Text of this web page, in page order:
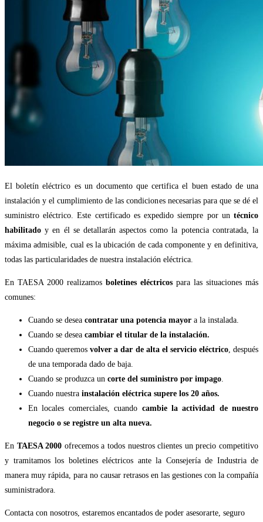
El boletín eléctrico es un documento que certifica el buen estado de una
instalación y el cumplimiento de las condiciones necesarias para que se dé el
suministro eléctrico. Este certificado es expedido siempre por un técnico
habilitadoy en él se detallarán aspectos como la potencia contratada, la
máxima admisible, cual es la ubicación de cada componente y en definitiva,
todas las particularidades de nuestra instalación eléctrica.
En TAESA 2000 realizamos boletines eléctricos para las situaciones más
comunes:
Cuando se desea contratar una potencia mayor a la instalada.
Cuando se desea cambiar el titular de la instalación.
Cuando queremosvolver a dar de alta el servicio eléctrico, después
de una temporada dado de baja.
Cuando se produzca un corte del suministro por impago.
Cuando nuestra instalación eléctrica supere los 20 años.
En locales comerciales, cuando cambie la actividad de nuestro
negocio o se registre un alta nueva.
En TAESA 2000 ofrecemos a todos nuestros clientes un precio competitivo
y tramitamos los boletines eléctricos ante la Consejería de Industria de
manera muy rápida, para no causar retrasos en las gestiones con la compañía
suministradora.
Contacta con nosotros, estaremos encantados de poder asesorarte, seguro